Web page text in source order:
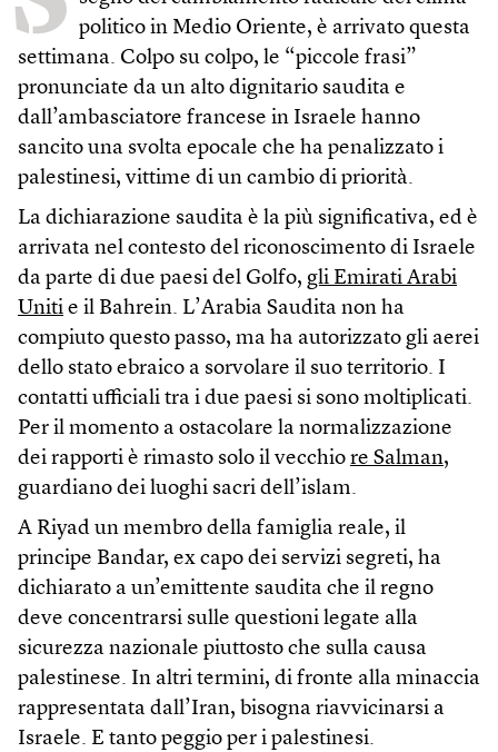
politico in Medio Oriente, è arrivato questa
settimana. Colpo su colpo, le “piccole frasi”
pronunciate da un alto dignitario saudita e
dall’ambasciatore francese in Israele hanno
sancito una svolta epocale che ha penalizzato i
palestinesi, vittime di un cambio di priorità.
La dichiarazione saudita è la più significativa, ed è
arrivata nel contesto del riconoscimento di Israele
da parte di due paesi del Golfo, gli Emirati Arabi
Uniti e il Bahrein. L’Arabia Saudita non ha
compiuto questo passo, ma ha autorizzato gli aerei
dello stato ebraico a sorvolare il suo territorio. I
contatti ufficiali tra i due paesi si sono moltiplicati.
Per il momento a ostacolare la normalizzazione
dei rapporti è rimasto solo il vecchio re Salman,
guardiano dei luoghi sacri dell’islam.
A Riyad un membro della famiglia reale, il
principe Bandar, ex capo dei servizi segreti, ha
dichiarato a un’emittente saudita che il regno
deve concentrarsi sulle questioni legate alla
sicurezza nazionale piuttosto che sulla causa
palestinese. In altri termini, di fronte alla minaccia
rappresentata dall’Iran, bisogna riavvicinarsi a
Israele. E tanto peggio per i palestinesi.